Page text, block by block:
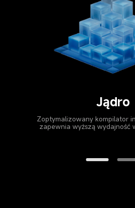
Grafika
Renderowanie jest teraz
bardziej